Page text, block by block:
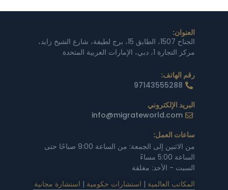
العنوان:
الجناح 1507، الطابق 15، برج لطيفة، شارع الشيخ زايد،
مركز التجارة 1، دبي، الإمارات العربية المتحدة
رقم الهاتف:
97143555288
البريد الإلكتروني
info@migrateworld.com
ساعات العمل:
من الاثنين إلى الجمعة: من الساعة 9:00 صباحًا حتى
الساعة 5:00 مساءً
السبت - الأحد: مغلقة
المكاتب العالمية | استشارات حكومية | استشارة مجانية